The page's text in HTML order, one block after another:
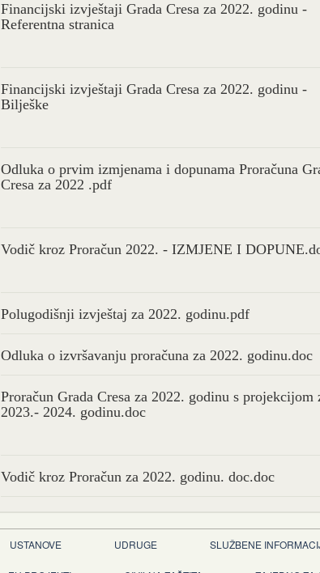
Financijski izvještaji Grada Cresa za 2022. godinu -
Referentna stranica
Financijski izvještaji Grada Cresa za 2022. godinu -
Bilješke
Odluka o prvim izmjenama i dopunama Proračuna
Cresa za 2022 .pdf
Vodič kroz Proračun 2022. - IZMJENE I
Polugodišnji izvještaj za 2022. godinu.pdf
Odluka o izvršavanju proračuna za 2022. godinu.doc
Proračun Grada Cresa za 2022. godinu s projekcijom
2023.- 2024. godinu.doc
Vodič kroz Proračun za 2022. godinu. doc.doc
USTANOVE UDRUGE SLUŽBENE